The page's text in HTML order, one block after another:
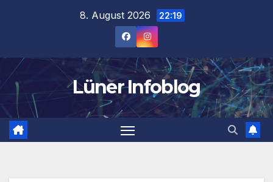
8. August 2026 22:19
Lüner Infoblog